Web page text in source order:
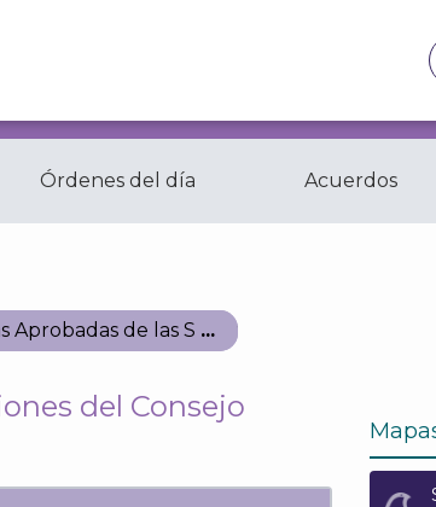
Órdenes del día Acuerdos
Aprobadas de las Sesiones del Consejo
del Consejo